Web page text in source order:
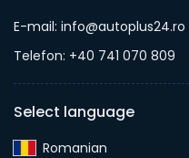
E-mail: info@autoplus24.ro
Telefon: +40 741 070 809
Select language
Romanian‎